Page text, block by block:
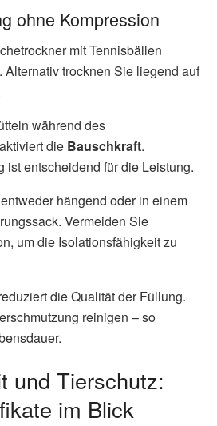
ohne Kompression
mit Tennisbällen
Alternativ trocknen Sie liegend auf
während des
die Bauschkraft.
ist entscheidend für die Leistung.
entweder hängend oder in einem
Vermeiden Sie
um die Isolationsfähigkeit zu
die Qualität der Füllung.
reinigen – so
und Tierschutz:
im Blick